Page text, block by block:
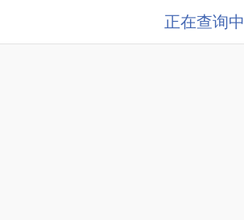
正在查询中